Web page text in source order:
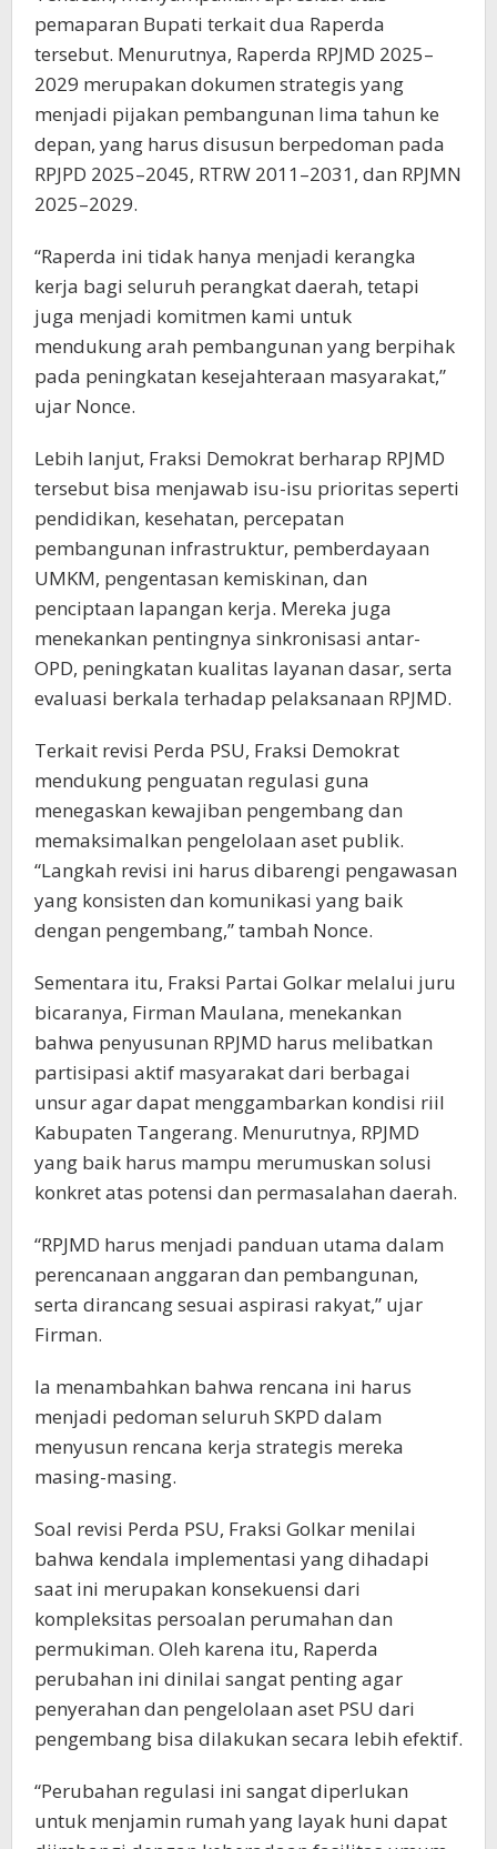
pemaparan Bupati terkait dua Raperda
tersebut. Menurutnya, Raperda RPJMD 2025–
2029 merupakan dokumen strategis yang
menjadi pijakan pembangunan lima tahun ke
depan, yang harus disusun berpedoman pada
RPJPD 2025–2045, RTRW 2011–2031, dan RPJMN
2025–2029.
“Raperda ini tidak hanya menjadi kerangka
kerja bagi seluruh perangkat daerah, tetapi
juga menjadi komitmen kami untuk
mendukung arah pembangunan yang berpihak
pada peningkatan kesejahteraan masyarakat,”
ujar Nonce.
Lebih lanjut, Fraksi Demokrat berharap RPJMD
tersebut bisa menjawab isu-isu prioritas seperti
pendidikan, kesehatan, percepatan
pembangunan infrastruktur, pemberdayaan
UMKM, pengentasan kemiskinan, dan
penciptaan lapangan kerja. Mereka juga
menekankan pentingnya sinkronisasi antar-
OPD, peningkatan kualitas layanan dasar, serta
evaluasi berkala terhadap pelaksanaan RPJMD.
Terkait revisi Perda PSU, Fraksi Demokrat
mendukung penguatan regulasi guna
menegaskan kewajiban pengembang dan
memaksimalkan pengelolaan aset publik.
“Langkah revisi ini harus dibarengi pengawasan
yang konsisten dan komunikasi yang baik
dengan pengembang,” tambah Nonce.
Sementara itu, Fraksi Partai Golkar melalui juru
bicaranya, Firman Maulana, menekankan
bahwa penyusunan RPJMD harus melibatkan
partisipasi aktif masyarakat dari berbagai
unsur agar dapat menggambarkan kondisi riil
Kabupaten Tangerang. Menurutnya, RPJMD
yang baik harus mampu merumuskan solusi
konkret atas potensi dan permasalahan daerah.
“RPJMD harus menjadi panduan utama dalam
perencanaan anggaran dan pembangunan,
serta dirancang sesuai aspirasi rakyat,” ujar
Firman.
Ia menambahkan bahwa rencana ini harus
menjadi pedoman seluruh SKPD dalam
menyusun rencana kerja strategis mereka
masing-masing.
Soal revisi Perda PSU, Fraksi Golkar menilai
bahwa kendala implementasi yang dihadapi
saat ini merupakan konsekuensi dari
kompleksitas persoalan perumahan dan
permukiman. Oleh karena itu, Raperda
perubahan ini dinilai sangat penting agar
penyerahan dan pengelolaan aset PSU dari
pengembang bisa dilakukan secara lebih efektif.
“Perubahan regulasi ini sangat diperlukan
untuk menjamin rumah yang layak huni dapat